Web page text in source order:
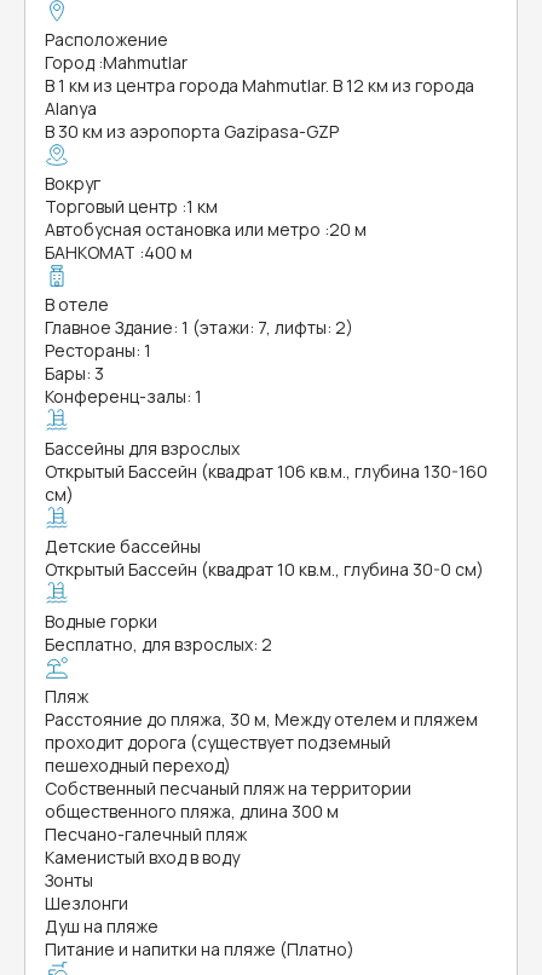
Расположение
Город :Mahmutlar
В 1 км из центра города Mahmutlar. В 12 км из города
Alanya
В 30 км из аэропорта Gazipasa-GZP
Вокруг
Торговый центр :1 км
Автобусная остановка или метро :20 м
БАНКОМАТ :400 м
В отеле
Главное Здание: 1 (этажи: 7, лифты: 2)
Рестораны: 1
Бары: 3
Конференц-залы: 1
Бассейны для взрослых
Открытый Бассейн (квадрат 106 кв.м., глубина 130-160
см)
Детские бассейны
Открытый Бассейн (квадрат 10 кв.м., глубина 30-0 см)
Водные горки
Бесплатно, для взрослых: 2
Пляж
Расстояние до пляжа, 30 м, Между отелем и пляжем
проходит дорога (существует подземный
пешеходный переход)
Собственный песчаный пляж на территории
общественного пляжа, длина 300 м
Песчано-галечный пляж
Каменистый вход в воду
Зонты
Шезлонги
Душ на пляже
Питание и напитки на пляже (Платно)